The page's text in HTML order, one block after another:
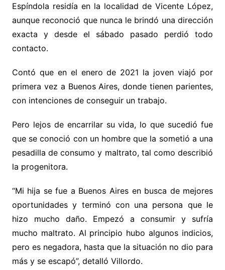
Espíndola residía en la localidad de Vicente López,
aunque reconoció que nunca le brindó una dirección
exacta y desde el sábado pasado perdió todo
contacto.
Contó que en el enero de 2021 la joven viajó por
primera vez a Buenos Aires, donde tienen parientes,
con intenciones de conseguir un trabajo.
Pero lejos de encarrilar su vida, lo que sucedió fue
que se conoció con un hombre que la sometió a una
pesadilla de consumo y maltrato, tal como describió
la progenitora.
“Mi hija se fue a Buenos Aires en busca de mejores
oportunidades y terminó con una persona que le
hizo mucho daño. Empezó a consumir y sufría
mucho maltrato. Al principio hubo algunos indicios,
pero es negadora, hasta que la situación no dio para
más y se escapó”, detalló Villordo.